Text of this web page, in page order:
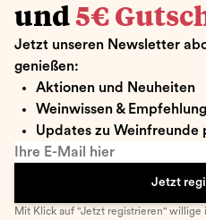
und 5€
Jetzt unseren Newsletter
genießen:
Aktionen und Neuheiten
Weinwissen &
Updates zu Weinfreunde
Ihre E-Mail hier
Jetzt
Mit Klick auf "Jetzt registrieren" willige